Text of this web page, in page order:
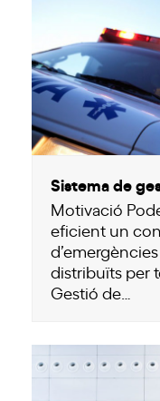
Sistema de
Motivació
eficient un
distribuïts per
Gestió de…